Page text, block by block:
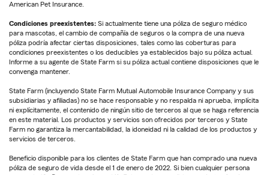
American Pet Insurance.
Condiciones preexistentes: Si actualmente tiene una póliza de seguro médico
para mascotas, el cambio de compañía de seguros o la compra de una nueva
póliza podría afectar ciertas disposiciones, tales como las coberturas para
condiciones preexistentes o los deducibles ya establecidos bajo su póliza actual.
Informe a su agente de State Farm si su póliza actual contiene disposiciones que le
convenga mantener.
State Farm (incluyendo State Farm Mutual Automobile Insurance Company y sus
subsidiarias y afiliadas) no se hace responsable y no respalda ni aprueba, implícita
ni explícitamente, el contenido de ningún sitio de terceros al que se haga referencia
en este material. Los productos y servicios son ofrecidos por terceros y State
Farm no garantiza la mercantabilidad, la idoneidad ni la calidad de los productos y
servicios de terceros.
Beneficio disponible para los clientes de State Farm que han comprado una nueva
póliza de seguro de vida desde el 1 de enero de 2022. Si bien cualquier persona